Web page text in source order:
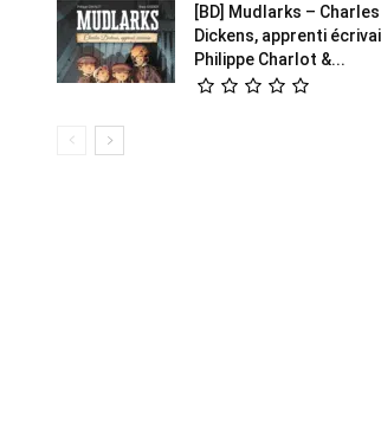
[BD] Mudlarks – Charles
Dickens, apprenti
Philippe Charlot &...